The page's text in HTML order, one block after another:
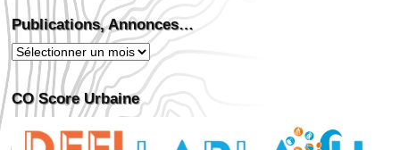
Publications, Annonces…
Publications,
Annonces…
CO Score Urbaine